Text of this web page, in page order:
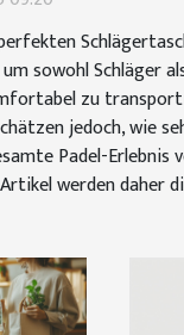
sowohl Schläger
zu
jedoch, wie
Padel-Erlebnis
werden daher